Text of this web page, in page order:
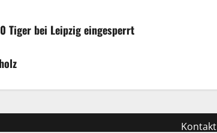
Tiger bei Leipzig eingesperrt
Kontakt